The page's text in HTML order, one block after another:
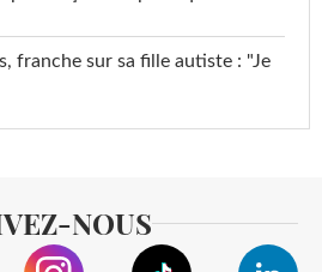
franche sur sa fille autiste : "Je
NOUS